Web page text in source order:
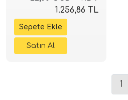
1.256,86 TL
1